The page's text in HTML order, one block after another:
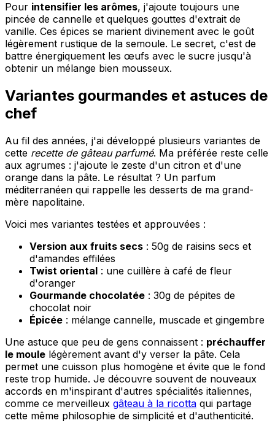
Pour intensifier les arômes, j'ajoute toujours une
pincée de cannelle et quelques gouttes d'extrait de
vanille. Ces épices se marient divinement avec le goût
légèrement rustique de la semoule. Le secret, c'est de
battre énergiquement les œufs avec le sucre jusqu'à
obtenir un mélange bien mousseux.
Variantes gourmandes et astuces de
chef
Au fil des années, j'ai développé plusieurs variantes de
cette recette de gâteau parfumé. Ma préférée reste celle
aux agrumes : j'ajoute le zeste d'un citron et d'une
orange dans la pâte. Le résultat ? Un parfum
méditerranéen qui rappelle les desserts de ma grand-
mère napolitaine.
Voici mes variantes testées et approuvées :
Version aux fruits secs : 50g de raisins secs et
d'amandes effilées
Twist oriental : une cuillère à café de fleur
d'oranger
Gourmande chocolatée : 30g de pépites de
chocolat noir
Épicée : mélange cannelle, muscade et gingembre
Une astuce que peu de gens connaissent : préchauffer
le moule légèrement avant d'y verser la pâte. Cela
permet une cuisson plus homogène et évite que le fond
reste trop humide. Je découvre souvent de nouveaux
accords en m'inspirant d'autres spécialités italiennes,
comme ce merveilleux gâteau à la ricotta qui partage
cette même philosophie de simplicité et d'authenticité.